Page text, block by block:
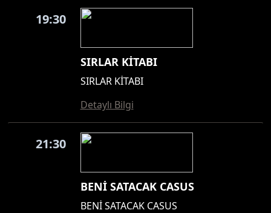
19:30
SIRLAR KİTABI
SIRLAR KİTABI
Detaylı Bilgi
21:30
BENİ SATACAK CASUS
BENİ SATACAK CASUS